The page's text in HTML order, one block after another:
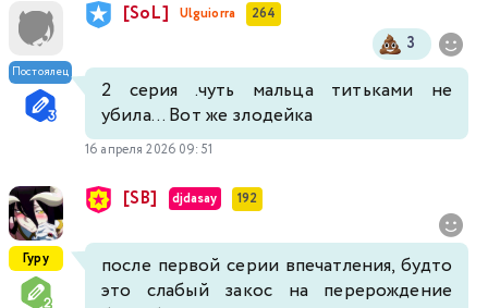
Постоялец
[SoL] Ulguiorra 264
3
2 серия .чуть мальца титьками не
убила... Вот же злодейка
16 апреля 2026 09:51
Гуру
[SB] djdasay 192
после первой серии впечатления, будто
это слабый закос на перерождение